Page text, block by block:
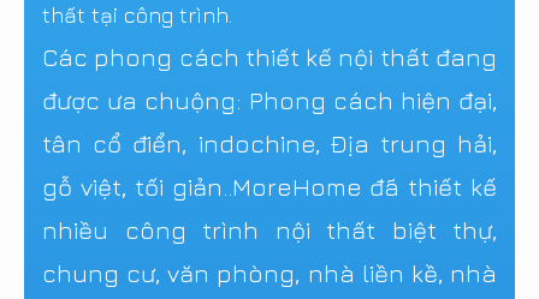
thất tại công trình.
Các phong cách thiết kế nội thất đang
được ưa chuộng: Phong cách hiện đại,
tân cổ điển, indochine, Địa trung hải,
gỗ việt, tối giản..MoreHome đã thiết kế
nhiều công trình nội thất biệt thự,
chung cư, văn phòng, nhà liền kề, nhà